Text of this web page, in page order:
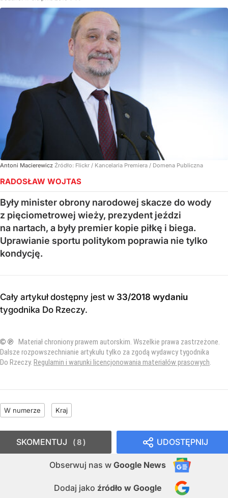
Antoni Macierewicz Źródło: Flickr / Kancelaria Premiera / Domena Publiczna
RADOSŁAW WOJTAS
Były minister obrony narodowej skacze do wody
z pięciometrowej wieży, prezydent jeździ
na nartach, a były premier kopie piłkę i biega.
Uprawianie sportu politykom poprawia nie tylko
kondycję.
Cały artykuł dostępny jest w 33/2018 wydaniu
tygodnika Do Rzeczy.
© ℗ Materiał chroniony prawem autorskim. Wszelkie prawa zastrzeżone.
Dalsze rozpowszechnianie artykułu tylko za zgodą wydawcy tygodnika
Do Rzeczy. Regulamin i warunki licencjonowania materiałów prasowych
W numerze Kraj
UDOSTĘPNIJ
Obserwuj nas w Google News
Dodaj jako źródło w Google
SKOMENTUJ 8